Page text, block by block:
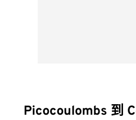
Picocoulombs 到